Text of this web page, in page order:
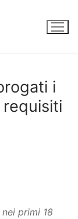
i
primi 18